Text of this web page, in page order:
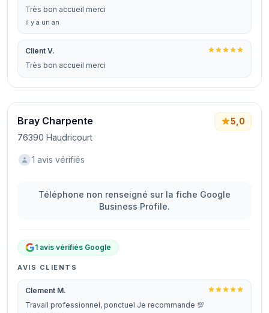
Très bon accueil merci
il y a un an
Client V.
Très bon accueil merci
Bray Charpente
76390 Haudricourt
5,0
1 avis vérifiés
Téléphone non renseigné sur la fiche Google
Business Profile.
1 avis vérifiés Google
AVIS CLIENTS
Clement M.
Travail professionnel, ponctuel Je recommande 💯